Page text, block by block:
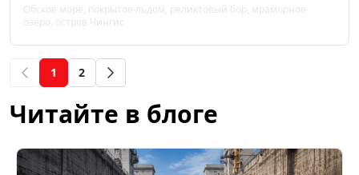
Обское море, покрытое льдом, реликтовый бор, мраморное
озеро, остров Чингис
1(current)
2
Читайте в блоге